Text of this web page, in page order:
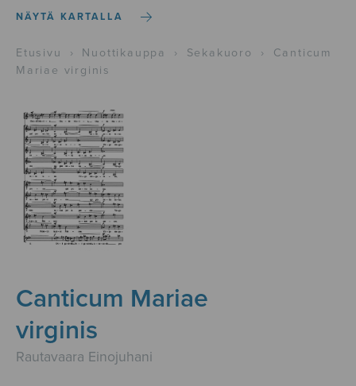
NÄYTÄ KARTALLA
Etusivu › Nuottikauppa › Sekakuoro ›
Canticum
Mariae virginis
Canticum Mariae
virginis
Rautavaara Einojuhani